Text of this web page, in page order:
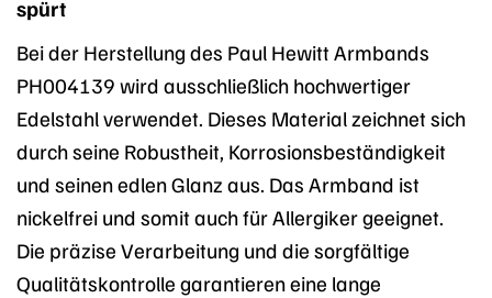
spürt
Bei der Herstellung des Paul Hewitt Armbands
PH004139 wird ausschließlich hochwertiger
Edelstahl verwendet. Dieses Material zeichnet sich
durch seine Robustheit, Korrosionsbeständigkeit
und seinen edlen Glanz aus. Das Armband ist
nickelfrei und somit auch für Allergiker geeignet.
Die präzise Verarbeitung und die sorgfältige
Qualitätskontrolle garantieren eine lange